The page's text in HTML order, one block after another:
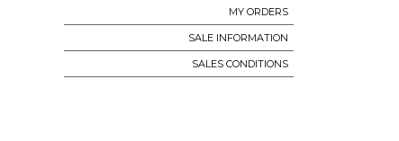
MY ORDERS
SALE INFORMATION
SALES CONDITIONS